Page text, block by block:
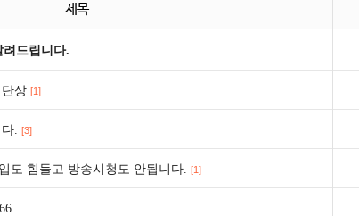
제목
드립니다.
상 [1]
. [3]
도 힘들고 방송시청도 안됩니다. [1]